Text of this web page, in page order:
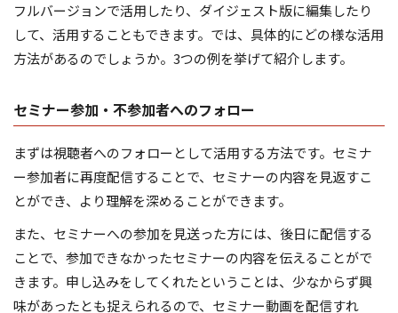
フルバージョンで活用したり、ダイジェスト版に編集したり
して、活用することもできます。では、具体的にどの様な活用
方法があるのでしょうか。3つの例を挙げて紹介します。
セミナー参加・不参加者へのフォロー
まずは視聴者へのフォローとして活用する方法です。セミナ
ー参加者に再度配信することで、セミナーの内容を見返すこ
とができ、より理解を深めることができます。
また、セミナーへの参加を見送った方には、後日に配信する
ことで、参加できなかったセミナーの内容を伝えることがで
きます。申し込みをしてくれたということは、少なからず興
味があったとも捉えられるので、セミナー動画を配信すれ